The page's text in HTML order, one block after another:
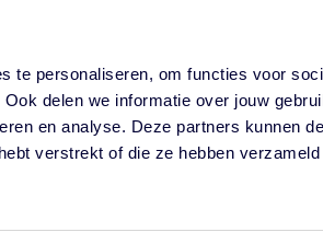
te personaliseren, om functies voor
delen we informatie over jouw
en analyse. Deze partners kunnen
verstrekt of die ze hebben